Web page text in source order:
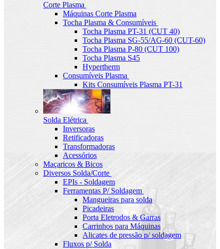
Corte Plasma
Máquinas Corte Plasma
Tocha Plasma & Consumíveis
Tocha Plasma PT-31 (CUT 40)
Tocha Plasma SG-55/AG-60 (CUT-60)
Tocha Plasma P-80 (CUT 100)
Tocha Plasma S45
Hypertherm
Consumíveis Plasma
Kits Consumíveis Plasma PT-31
Solda Elétrica
Inversoras
Retificadoras
Transformadoras
Acessórios
Maçaricos & Bicos
Diversos Solda/Corte
EPIs - Soldagem
Ferramentas P/ Soldagem
Mangueiras para solda
Picadeiras
Porta Eletrodos & Garras
Carrinhos para Máquinas
Alicates de pressão p/ soldagem
Fluxos p/ Solda